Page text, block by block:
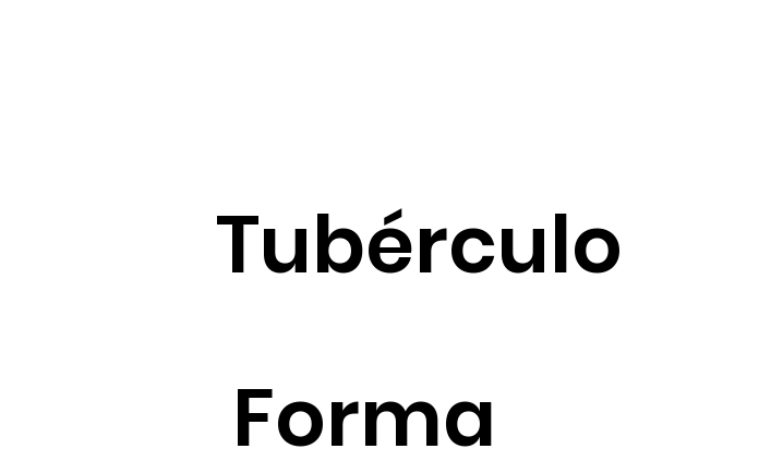
Forma
Tubérculo